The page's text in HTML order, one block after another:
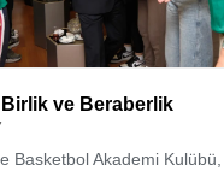
ve Beraberlik
Basketbol Akademi Kulübü,